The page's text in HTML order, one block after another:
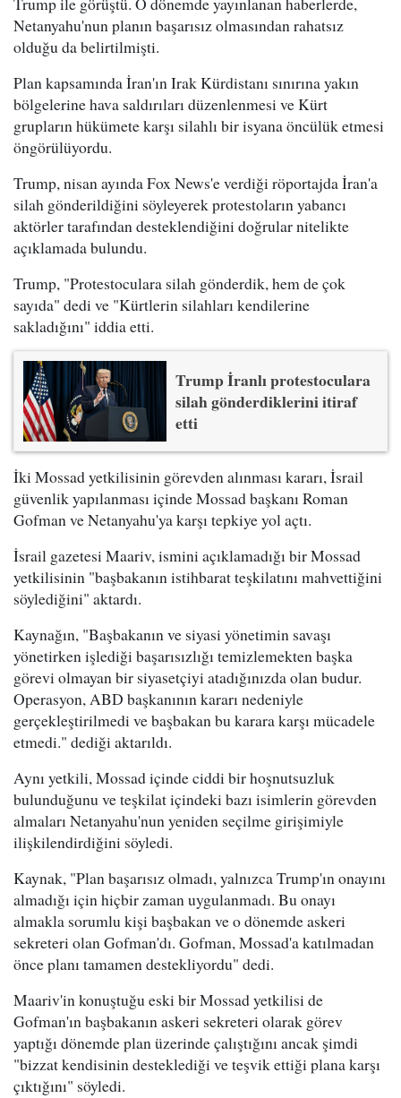
Netanyahu'nun planın başarısız olmasından rahatsız
olduğu da belirtilmişti.
Plan kapsamında İran'ın Irak Kürdistanı sınırına yakın
bölgelerine hava saldırıları düzenlenmesi ve Kürt
grupların hükümete karşı silahlı bir isyana öncülük etmesi
öngörülüyordu.
Trump, nisan ayında Fox News'e verdiği röportajda İran'a
silah gönderildiğini söyleyerek protestoların yabancı
aktörler tarafından desteklendiğini doğrular nitelikte
açıklamada bulundu.
Trump, "Protestoculara silah gönderdik, hem de çok
sayıda" dedi ve "Kürtlerin silahları kendilerine
sakladığını" iddia etti.
Trump İranlı protestoculara
silah gönderdiklerini itiraf
etti
İki Mossad yetkilisinin görevden alınması kararı, İsrail
güvenlik yapılanması içinde Mossad başkanı Roman
Gofman ve Netanyahu'ya karşı tepkiye yol açtı.
İsrail gazetesi Maariv, ismini açıklamadığı bir Mossad
yetkilisinin "başbakanın istihbarat teşkilatını mahvettiğini
söylediğini" aktardı.
Kaynağın, "Başbakanın ve siyasi yönetimin savaşı
yönetirken işlediği başarısızlığı temizlemekten başka
görevi olmayan bir siyasetçiyi atadığınızda olan budur.
Operasyon, ABD başkanının kararı nedeniyle
gerçekleştirilmedi ve başbakan bu karara karşı mücadele
etmedi." dediği aktarıldı.
Aynı yetkili, Mossad içinde ciddi bir hoşnutsuzluk
bulunduğunu ve teşkilat içindeki bazı isimlerin görevden
almaları Netanyahu'nun yeniden seçilme girişimiyle
ilişkilendirdiğini söyledi.
Kaynak, "Plan başarısız olmadı, yalnızca Trump'ın onayını
almadığı için hiçbir zaman uygulanmadı. Bu onayı
almakla sorumlu kişi başbakan ve o dönemde askeri
sekreteri olan Gofman'dı. Gofman, Mossad'a katılmadan
önce planı tamamen destekliyordu" dedi.
Maariv'in konuştuğu eski bir Mossad yetkilisi de
Gofman'ın başbakanın askeri sekreteri olarak görev
yaptığı dönemde plan üzerinde çalıştığını ancak şimdi
"bizzat kendisinin desteklediği ve teşvik ettiği plana karşı
çıktığını" söyledi.